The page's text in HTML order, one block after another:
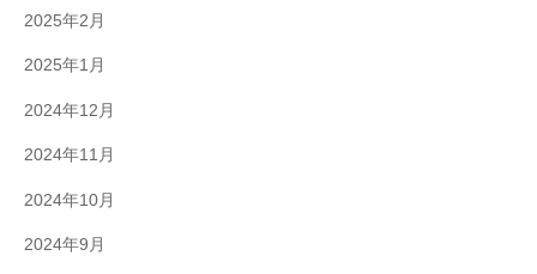
2025年2月
2025年1月
2024年12月
2024年11月
2024年10月
2024年9月